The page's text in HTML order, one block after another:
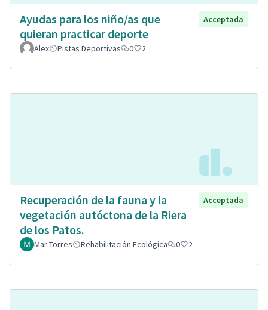
Ayudas para los niño/as que
quieran practicar deporte
Acceptada
Alex Pistas Deportivas 0 2
Recuperación de la fauna y la
vegetación autóctona de la Riera
de los Patos.
Acceptada
Mar Torres Rehabilitación Ecológica 0 2